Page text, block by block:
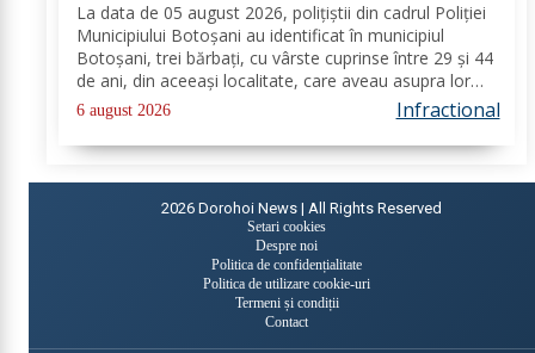
La data de 05 august 2026, polițiștii din cadrul Poliției
Municipiului Botoșani au identificat în municipiul
Botoșani, trei bărbați, cu vârste cuprinse între 29 și 44
de ani, din aceeași localitate, care aveau asupra lor
substanțe psihoactive. În urma efectuării controlului
corporal asupra unuia...
6 august 2026 Infractional
2026 Dorohoi News | All Rights Reserved
Setari cookies
Despre noi
Politica de confidențialitate
Politica de utilizare cookie-uri
Termeni și condiții
Contact